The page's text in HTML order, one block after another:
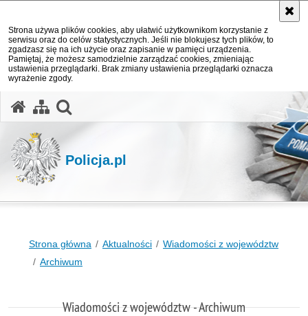
Strona używa plików cookies, aby ułatwić użytkownikom korzystanie z
serwisu oraz do celów statystycznych. Jeśli nie blokujesz tych plików, to
zgadzasz się na ich użycie oraz zapisanie w pamięci urządzenia.
Pamiętaj, że możesz samodzielnie zarządzać cookies, zmieniając
ustawienia przeglądarki. Brak zmiany ustawienia przeglądarki oznacza
wyrażenie zgody.
Policja.pl
Strona główna Aktualności
Wiadomości z województw
Archiwum
Wiadomości z województw - Archiwum